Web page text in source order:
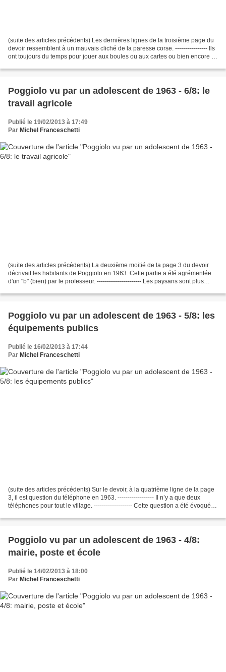
(suite des articles précédents) Les dernières lignes de la troisième page du
devoir ressemblent à un mauvais cliché de la paresse corse. ---------------- Ils
ont toujours du temps pour jouer aux boules ou aux cartes ou bien encore ils
Poggiolo vu par un adolescent de 1963 - 6/8: le
travail agricole
Publié le 19/02/2013 à 17:49
Par Michel Franceschetti
(suite des articles précédents) La deuxième moitié de la page 3 du devoir
décrivait les habitants de Poggiolo en 1963. Cette partie a été agrémentée
d'un "b" (bien) par le professeur. ---------------------- Les paysans sont plus
Poggiolo vu par un adolescent de 1963 - 5/8: les
équipements publics
Publié le 16/02/2013 à 17:44
Par Michel Franceschetti
(suite des articles précédents) Sur le devoir, à la quatrième ligne de la page
3, il est question du téléphone en 1963. ------------------ Il n’y a que deux
téléphones pour tout le village. ------------------- Cette question a été évoquée
Poggiolo vu par un adolescent de 1963 - 4/8:
mairie, poste et école
Publié le 14/02/2013 à 18:00
Par Michel Franceschetti